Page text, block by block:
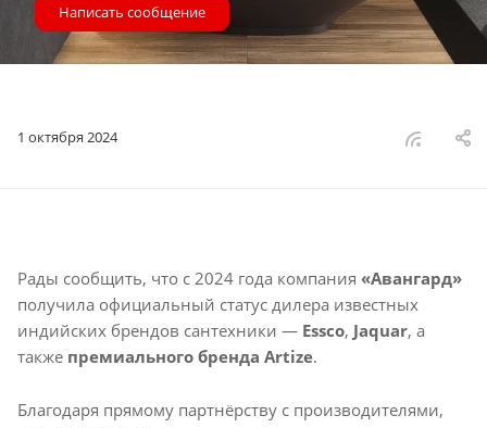
Написать сообщение
1 октября 2024
Рады сообщить, что с 2024 года компания «Авангард»
получила официальный статус дилера известных
индийских брендов сантехники — Essco, Jaquar, а
также премиального бренда Artize.
Благодаря прямому партнёрству с производителями,